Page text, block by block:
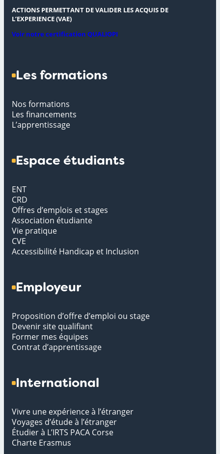
ACTIONS PERMETTANT DE VALIDER LES ACQUIS DE
L’EXPERIENCE (VAE)
Voir notre certification QUALIOPI
Les formations
Nos formations
Les financements
L’apprentissage
Espace étudiants
ENT
CRD
Offres d’emplois et stages
Association étudiante
Vie pratique
CVE
Accessibilité Handicap et Inclusion
Employeur
Proposition d’offre d’emploi ou stage
Devenir site qualifiant
Former mes équipes
Contrat d’apprentissage
International
Vivre une expérience à l’étranger
Voyages d’étude à l’étranger
Étudier à L’IRTS PACA Corse
Charte Erasmus